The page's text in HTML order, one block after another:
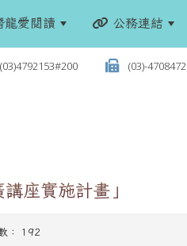
愛閱讀 公務連結
(03)4792153#200 (03)-4708472
座實施計畫」
： 192